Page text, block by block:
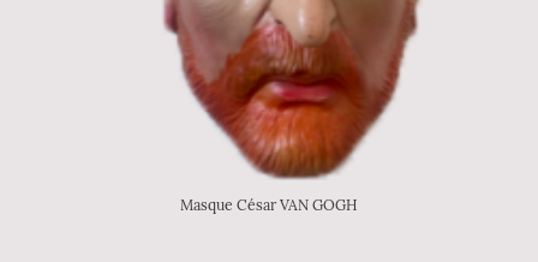
Masque César VAN GOGH